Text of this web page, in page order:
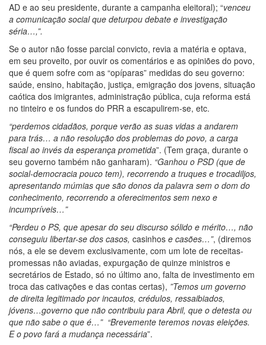
AD e ao seu presidente, durante a campanha eleitoral); “venceu
a comunicação social que deturpou debate e investigação
séria…,”.
Se o autor não fosse parcial convicto, revia a matéria e optava,
em seu proveito, por ouvir os comentários e as opiniões do povo,
que é quem sofre com as “opíparas” medidas do seu governo:
saúde, ensino, habitação, justiça, emigração dos jovens, situação
caótica dos imigrantes, administração pública, cuja reforma está
no tinteiro e os fundos do PRR a escapulirem-se, etc.
“perdemos cidadãos, porque verão as suas vidas a andarem
para trás… a não resolução dos problemas do povo, a carga
fiscal ao invés da esperança prometida”. (Tem graça, durante o
seu governo também não ganharam). “Ganhou o PSD (que de
social-democracia pouco tem), recorrendo a truques e trocadiljos,
apresentando múmias que são donos da palavra sem o dom do
conhecimento, recorrendo a oferecimentos sem nexo e
incumpríveis…”
“Perdeu o PS, que apesar do seu discurso sólido e mérito…, não
conseguiu libertar-se dos casos, casinhos e casões…”, (diremos
nós, a ele se devem exclusivamente, com um lote de receitas-
promessas não aviadas, expurgação de quinze ministros e
secretários de Estado, só no último ano, falta de investimento em
troca das cativações e das contas certas), ”Temos um governo
de direita legitimado por incautos, crédulos, ressaibiados,
jóvens…governo que não contribuiu para Abril, que o detesta ou
que não sabe o que é…” “Brevemente teremos novas eleições.
E o povo fará a mudança necessária”.